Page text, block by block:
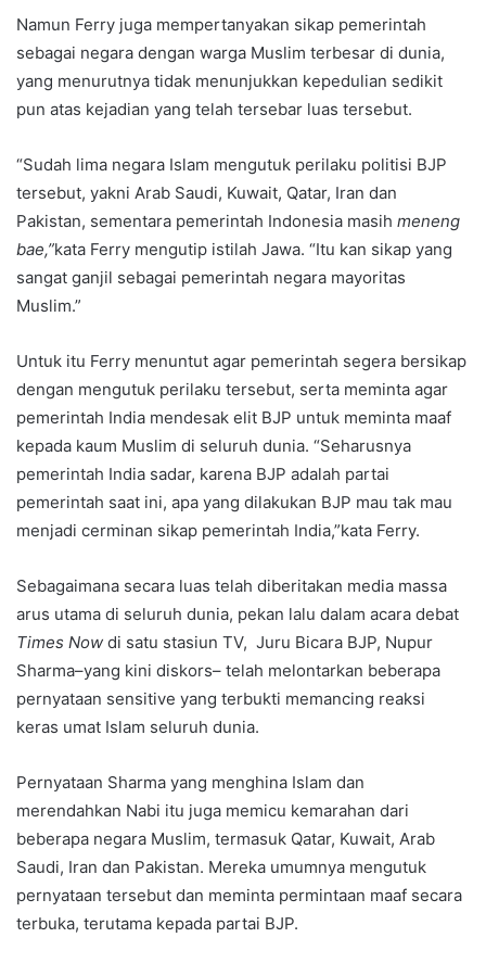
Namun Ferry juga mempertanyakan sikap pemerintah
sebagai negara dengan warga Muslim terbesar di dunia,
yang menurutnya tidak menunjukkan kepedulian sedikit
pun atas kejadian yang telah tersebar luas tersebut.
“Sudah lima negara Islam mengutuk perilaku politisi BJP
tersebut, yakni Arab Saudi, Kuwait, Qatar, Iran dan
Pakistan, sementara pemerintah Indonesia masih meneng
bae,”kata Ferry mengutip istilah Jawa. “Itu kan sikap yang
sangat ganjil sebagai pemerintah negara mayoritas
Muslim.”
Untuk itu Ferry menuntut agar pemerintah segera bersikap
dengan mengutuk perilaku tersebut, serta meminta agar
pemerintah India mendesak elit BJP untuk meminta maaf
kepada kaum Muslim di seluruh dunia. “Seharusnya
pemerintah India sadar, karena BJP adalah partai
pemerintah saat ini, apa yang dilakukan BJP mau tak mau
menjadi cerminan sikap pemerintah India,”kata Ferry.
Sebagaimana secara luas telah diberitakan media massa
arus utama di seluruh dunia, pekan lalu dalam acara debat
Times Now di satu stasiun TV, Juru Bicara BJP, Nupur
Sharma–yang kini diskors– telah melontarkan beberapa
pernyataan sensitive yang terbukti memancing reaksi
keras umat Islam seluruh dunia.
Pernyataan Sharma yang menghina Islam dan
merendahkan Nabi itu juga memicu kemarahan dari
beberapa negara Muslim, termasuk Qatar, Kuwait, Arab
Saudi, Iran dan Pakistan. Mereka umumnya mengutuk
pernyataan tersebut dan meminta permintaan maaf secara
terbuka, terutama kepada partai BJP.